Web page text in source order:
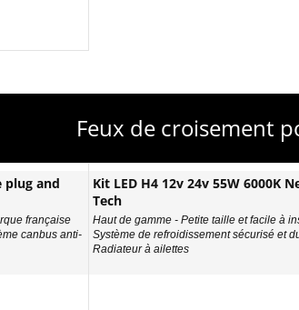
Feux de croisement
plug and
française
canbus anti-
Kit LED H4 12v 24v 55W 6000K
Tech
Haut de gamme - Petite taille et facile à
Système de refroidissement sécurisé et
Radiateur à ailettes